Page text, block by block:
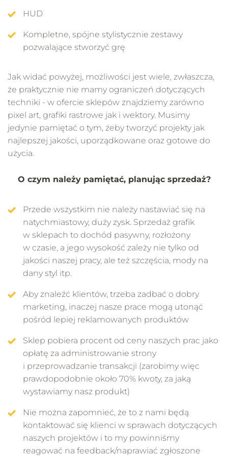
HUD
Kompletne, spójne stylistycznie zestawy
pozwalające stworzyć grę
Jak widać powyżej, możliwości jest wiele, zwłaszcza,
że praktycznie nie mamy ograniczeń dotyczących
techniki - w ofercie sklepów znajdziemy zarówno
pixel art, grafiki rastrowe jak i wektory. Musimy
jedynie pamiętać o tym, żeby tworzyć projekty jak
najlepszej jakości, uporządkowane oraz gotowe do
użycia.
O czym należy pamiętać, planując sprzedaż?
Przede wszystkim nie należy nastawiać się na
natychmiastowy, duży zysk. Sprzedaż grafik
w sklepach to dochód pasywny, rozłożony
w czasie, a jego wysokość zależy nie tylko od
jakości naszej pracy, ale też szczęścia, mody na
dany styl itp.
Aby znaleźć klientów, trzeba zadbać o dobry
marketing, inaczej nasze prace mogą utonąć
pośród lepiej reklamowanych produktów
Sklep pobiera procent od ceny naszych prac jako
opłatę za administrowanie strony
i przeprowadzanie transakcji (zarobimy więc
prawdopodobnie około 70% kwoty, za jaką
wystawiamy nasz produkt)
Nie można zapomnieć, że to z nami będą
kontaktować się klienci w sprawach dotyczących
naszych projektów i to my powinniśmy
reagować na feedback/naprawiać zgłoszone